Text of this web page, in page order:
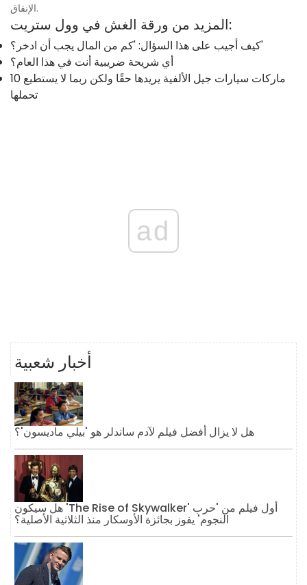
الإنفاق.
المزيد من ورقة الغش في وول ستريت:
كيف أجيب على هذا السؤال: 'كم من المال يجب أن ادخر؟'
أي شريحة ضريبية أنت في هذا العام؟
10 ماركات سيارات جيل الألفية يريدها حقًا ولكن ربما لا يستطيع
تحملها
ad
أخبار شعبية
هل لا يزال أفضل فيلم لآدم ساندلر هو 'بيلي ماديسون'؟
هل سيكون 'The Rise of Skywalker' أول فيلم من 'حرب
النجوم' يفوز بجائزة الأوسكار منذ الثلاثية الأصلية؟